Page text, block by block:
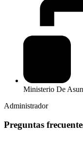
Ministerio De
Administrador
Preguntas